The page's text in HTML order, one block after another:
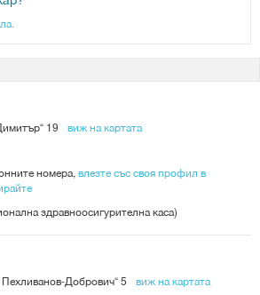
19 виж на картата
номера, влезте със своя профил в
здравноосигурителна каса)
Добрович“ 5 виж на картата